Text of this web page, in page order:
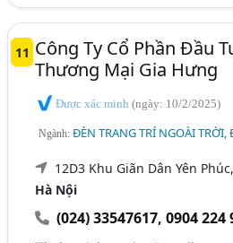
11 Công Ty Cổ Phần Đầu
Thương Mại Gia Hưng
Được xác minh(ngày: 10/2/2025)
Ngành:ĐÈN TRANG TRÍ NGOÀI TRỜI,
12D3 Khu Giãn Dân Yên
Hà Nội
(024) 33547617,0904 224